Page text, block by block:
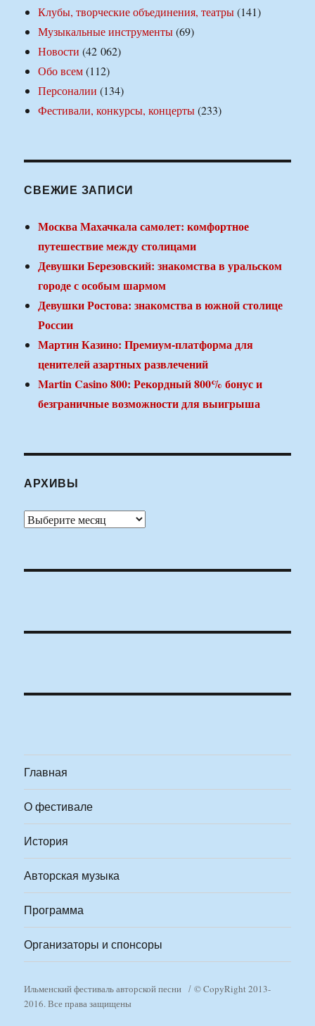
Клубы, творческие объединения, театры(141)
Музыкальные инструменты(69)
Новости (42 062)
Обо всем(112)
Персоналии (134)
Фестивали, конкурсы, концерты(233)
СВЕЖИЕ ЗАПИСИ
Москва Махачкала самолет: комфортное
путешествие между столицами
Девушки Березовский: знакомства в уральском
городе с особым шармом
Девушки Ростова: знакомства в южной столице
России
Мартин Казино: Премиум-платформа для
ценителей азартных развлечений
Martin Casino 800: Рекордный 800% бонус и
безграничные возможности для выигрыша
АРХИВЫ
Архивы
Главная
О фестивале
История
Авторская музыка
Программа
Организаторы и спонсоры
Ильменский фестиваль авторской песни
© CopyRight 2013-
2016. Все права защищены